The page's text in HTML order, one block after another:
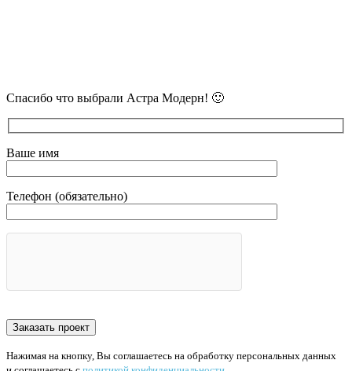
Спасибо что выбрали Астра Модерн! 🙂
Ваше имя
Телефон (обязательно)
Нажимая на кнопку, Вы соглашаетесь на обработку персональных данных